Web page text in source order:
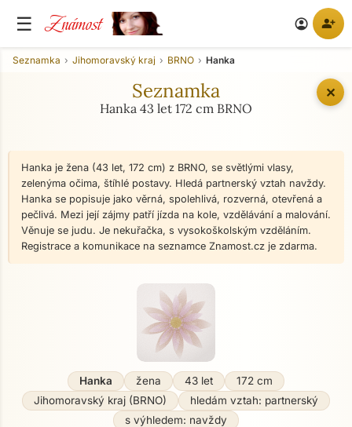
☰ Známost account_circle person_add
✕
Seznamka Jihomoravský kraj BRNO Hanka
Seznamka
Hanka 43 let 172 cm BRNO
Hanka je žena (43 let, 172 cm) z BRNO, se světlými vlasy,
zelenýma očima, štíhlé postavy. Hledá partnerský vztah navždy.
Hanka se popisuje jako věrná, spolehlivá, rozverná, otevřená a
pečlivá. Mezi její zájmy patří jízda na kole, vzdělávání a malování.
Věnuje se judu. Je nekuřačka, s vysokoškolským vzděláním.
Registrace a komunikace na seznamce Znamost.cz je zdarma.
Hanka žena 43 let
172 cm
Jihomoravský kraj (BRNO)
hledám vztah: partnerský
s výhledem: navždy